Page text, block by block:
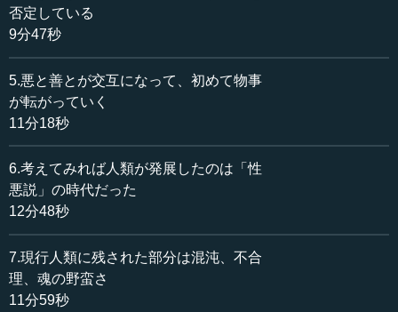
執行 達成しようと思ったのが、昔の大宗教家です。
執行 自由、平等、それから愛情、科学文明、正しく物
（宇宙）を見る目、さらには宇宙の中の一環としてのわれ
われの位置を見る目、これらをキリスト教も仏教も全部説
たのが大宗教家です。
ところが、大宗教家が言ったことをわれわれは聞かず、
物質文明に走って、ここに来ているのです。よく考える
と、平等や民主主義、科学的真実を遂行できるのは、今や
AIとロボットになっています。
否定している
9分47秒
5.悪と善とが交互になって、初めて物事
が転がっていく
11分18秒
6.考えてみれば人類が発展したのは「性
悪説」の時代だった
12分48秒
7.現行人類に残された部分は混沌、不合
理、魂の野蛮さ
11分59秒